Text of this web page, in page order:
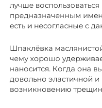
лучше
предназначенным
есть и несогласные с
Шпаклёвка
чему хорошо
наносится. Когда она
довольно эластичной и
возникновению